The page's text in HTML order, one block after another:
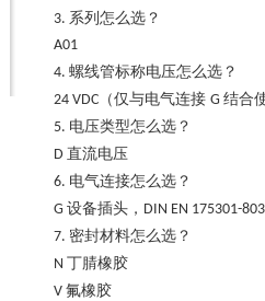
3. 系列怎么选？
A01
4. 螺线管标称电压怎么选？
24 VDC （仅与电气连接 G 结合
5. 电压类型怎么选？
D 直流电压
6. 电气连接怎么选？
G 设备插头， DIN EN 175301-
7. 密封材料怎么选？
N 丁腈橡胶
V 氟橡胶